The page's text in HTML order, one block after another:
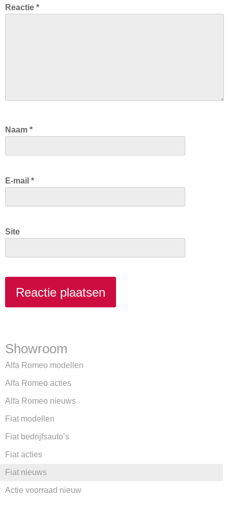
Reactie *
Naam *
E-mail *
Site
Showroom
Alfa Romeo modellen
Alfa Romeo acties
Alfa Romeo nieuws
Fiat modellen
Fiat bedrijfsauto’s
Fiat acties
Fiat nieuws
Actie voorraad nieuw